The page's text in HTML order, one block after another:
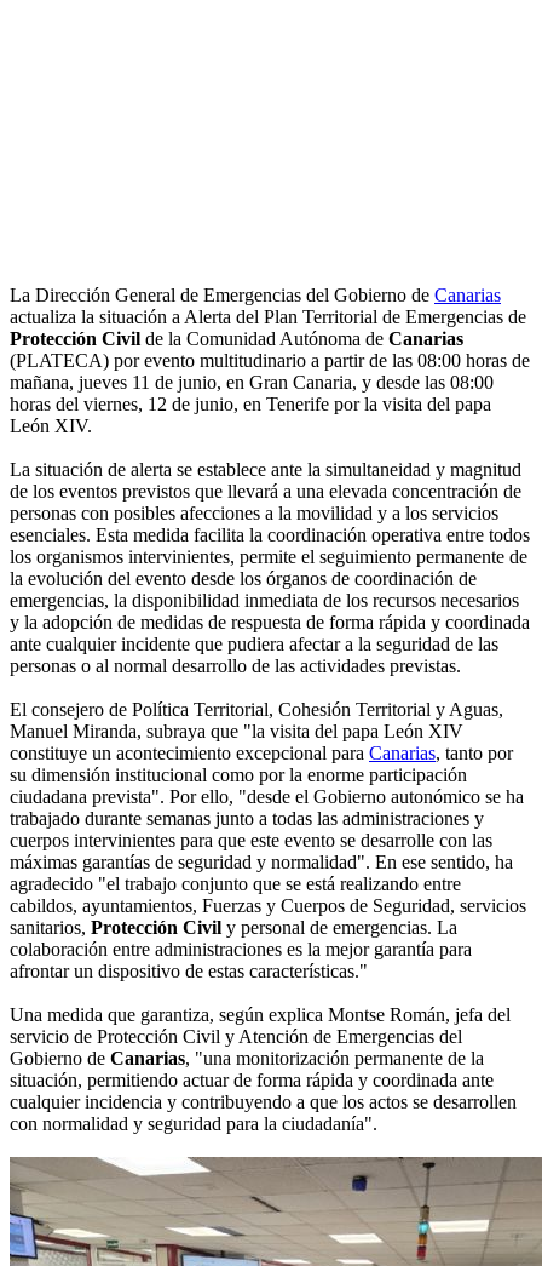
La Dirección General de Emergencias del Gobierno de Canarias
actualiza la situación a Alerta del Plan Territorial de Emergencias de
Protección Civil de la Comunidad Autónoma de Canarias
(PLATECA) por evento multitudinario a partir de las 08:00 horas de
mañana, jueves 11 de junio, en Gran Canaria, y desde las 08:00
horas del viernes, 12 de junio, en Tenerife por la visita del papa
León XIV.
La situación de alerta se establece ante la simultaneidad y magnitud
de los eventos previstos que llevará a una elevada concentración de
personas con posibles afecciones a la movilidad y a los servicios
esenciales. Esta medida facilita la coordinación operativa entre todos
los organismos intervinientes, permite el seguimiento permanente de
la evolución del evento desde los órganos de coordinación de
emergencias, la disponibilidad inmediata de los recursos necesarios
y la adopción de medidas de respuesta de forma rápida y coordinada
ante cualquier incidente que pudiera afectar a la seguridad de las
personas o al normal desarrollo de las actividades previstas.
El consejero de Política Territorial, Cohesión Territorial y Aguas,
Manuel Miranda, subraya que "la visita del papa León XIV
constituye un acontecimiento excepcional para Canarias, tanto por
su dimensión institucional como por la enorme participación
ciudadana prevista". Por ello, "desde el Gobierno autonómico se ha
trabajado durante semanas junto a todas las administraciones y
cuerpos intervinientes para que este evento se desarrolle con las
máximas garantías de seguridad y normalidad". En ese sentido, ha
agradecido "el trabajo conjunto que se está realizando entre
cabildos, ayuntamientos, Fuerzas y Cuerpos de Seguridad, servicios
sanitarios, Protección Civil y personal de emergencias. La
colaboración entre administraciones es la mejor garantía para
afrontar un dispositivo de estas características."
Una medida que garantiza, según explica Montse Román, jefa del
servicio de Protección Civil y Atención de Emergencias del
Gobierno de Canarias, "una monitorización permanente de la
situación, permitiendo actuar de forma rápida y coordinada ante
cualquier incidencia y contribuyendo a que los actos se desarrollen
con normalidad y seguridad para la ciudadanía".